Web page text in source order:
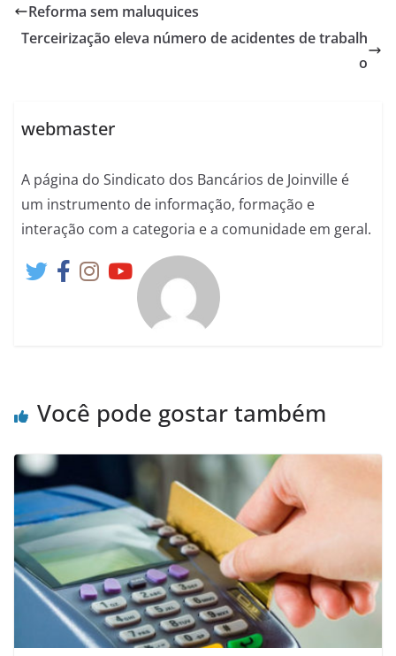
Reforma sem maluquices
Terceirização eleva número de acidentes de trabalh
o
webmaster
A página do Sindicato dos Bancários de Joinville é
um instrumento de informação, formação e
interação com a categoria e a comunidade em geral.
Você pode gostar também